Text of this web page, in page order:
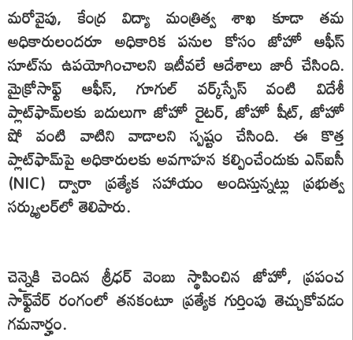
మరోవైపు, కేంద్ర విద్యా మంత్రిత్వ శాఖ కూడా తమ
అధికారులందరూ అధికారిక పనుల కోసం జోహో ఆఫీస్
సూట్‌ను ఉపయోగించాలని ఇటీవలే ఆదేశాలు జారీ చేసింది.
మైక్రోసాఫ్ట్ ఆఫీస్, గూగుల్ వర్క్‌స్పేస్ వంటి విదేశీ
ప్లాట్‌ఫామ్‌లకు బదులుగా జోహో రైటర్, జోహో షీట్, జోహో
షో వంటి వాటిని వాడాలని స్పష్టం చేసింది. ఈ కొత్త
ప్లాట్‌ఫామ్‌పై అధికారులకు అవగాహన కల్పించేందుకు ఎన్ఐసీ
(NIC) ద్వారా ప్రత్యేక సహాయం అందిస్తున్నట్లు ప్రభుత్వ
సర్క్యులర్‌లో తెలిపారు.
చెన్నైకి చెందిన శ్రీధర్ వెంబు స్థాపించిన జోహో, ప్రపంచ
సాఫ్ట్‌వేర్ రంగంలో తనకంటూ ప్రత్యేక గుర్తింపు తెచ్చుకోవడం
గమనార్హం.